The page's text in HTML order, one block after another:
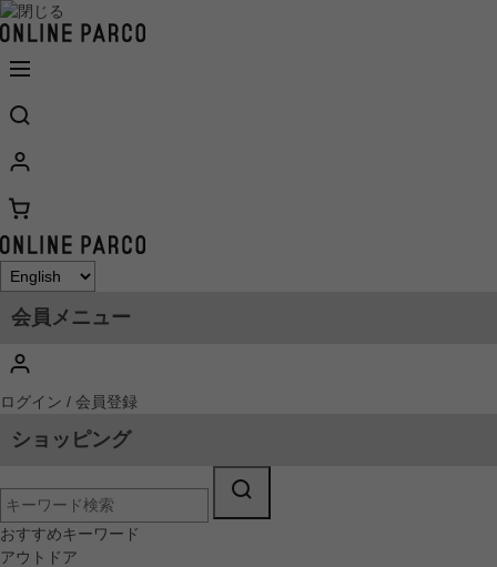
会員メニュー
ログイン / 会員登録
ショッピング
おすすめキーワード
アウトドア